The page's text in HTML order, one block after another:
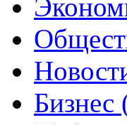
Бизнес